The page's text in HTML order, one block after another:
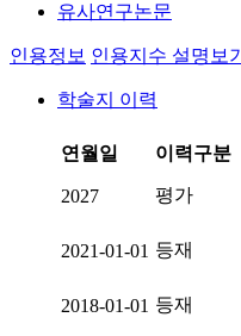
유사연구논문
인용정보 인용지수 설명보기
학술지 이력
연월일
이력구분
2027 평가
2021-01-01 등재
2018-01-01 등재